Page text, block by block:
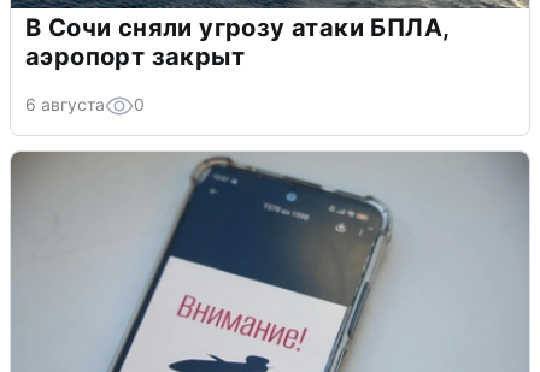
В Сочи сняли угрозу атаки БПЛА,
аэропорт закрыт
6 августа 0